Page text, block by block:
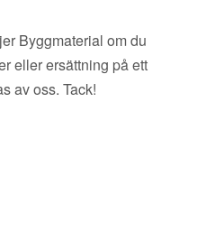
Byggmaterial om du
eller ersättning på ett
av oss. Tack!